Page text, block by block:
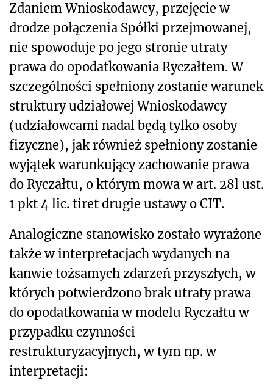
Zdaniem Wnioskodawcy, przejęcie w
drodze połączenia Spółki przejmowanej,
nie spowoduje po jego stronie utraty
prawa do opodatkowania Ryczałtem. W
szczególności spełniony zostanie warunek
struktury udziałowej Wnioskodawcy
(udziałowcami nadal będą tylko osoby
fizyczne), jak również spełniony zostanie
wyjątek warunkujący zachowanie prawa
do Ryczałtu, o którym mowa w art. 28l ust.
1 pkt 4 lic. tiret drugie ustawy o CIT.
Analogiczne stanowisko zostało wyrażone
także w interpretacjach wydanych na
kanwie tożsamych zdarzeń przyszłych, w
których potwierdzono brak utraty prawa
do opodatkowania w modelu Ryczałtu w
przypadku czynności
restrukturyzacyjnych, w tym np. w
interpretacji: